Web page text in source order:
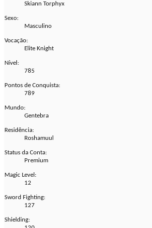
Skiann Torphyx
Sexo:
Masculino
Vocação:
Elite Knight
Nível:
785
Pontos de Conquista:
789
Mundo:
Gentebra
Residência:
Roshamuul
Status da Conta:
Premium
Magic Level:
12
Sword Fighting:
127
Shielding: